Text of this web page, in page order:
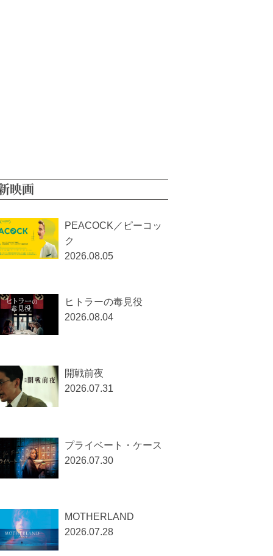
映画
PEACOCK／ピーコッ
ク
2026.08.05
ヒトラーの毒見役
2026.08.04
開戦前夜
2026.07.31
プライベート・ケース
2026.07.30
MOTHERLAND
2026.07.28